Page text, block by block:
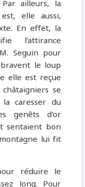
ailleurs, la
elle aussi,
En effet, la
l’attirance
Seguin pour
le loup
elle est reçue
se
caresser du
genêts d’or
sentaient bon
lui fit
réduire le
long. Pour